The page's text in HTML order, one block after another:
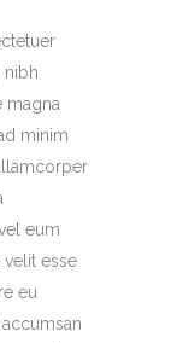
nibh
magna
minim
eum
esse
eu